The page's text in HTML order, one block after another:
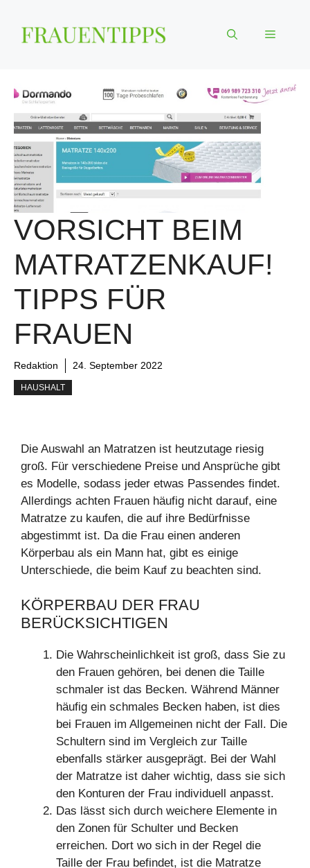
Inhalt
springen
Menü
VORSICHT BEIM
MATRATZENKAUF!
TIPPS FÜR
FRAUEN
Redaktion 24. September 2022
HAUSHALT
Die Auswahl an Matratzen ist heutzutage riesig
groß. Für verschiedene Preise und Ansprüche gibt
es Modelle, sodass jeder etwas Passendes findet.
Allerdings achten Frauen häufig nicht darauf, eine
Matratze zu kaufen, die auf ihre Bedürfnisse
abgestimmt ist. Da die Frau einen anderen
Körperbau als ein Mann hat, gibt es einige
Unterschiede, die beim Kauf zu beachten sind.
KÖRPERBAU DER FRAU
BERÜCKSICHTIGEN
Die Wahrscheinlichkeit ist groß, dass Sie zu
den Frauen gehören, bei denen die Taille
schmaler ist das Becken. Während Männer
häufig ein schmales Becken haben, ist dies
bei Frauen im Allgemeinen nicht der Fall. Die
Schultern sind im Vergleich zur Taille
ebenfalls stärker ausgeprägt. Bei der Wahl
der Matratze ist daher wichtig, dass sie sich
den Konturen der Frau individuell anpasst.
Das lässt sich durch weichere Elemente in
den Zonen für Schulter und Becken
erreichen. Dort wo sich in der Regel die
Taille der Frau befindet, ist die Matratze